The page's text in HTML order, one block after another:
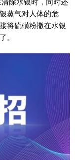
除水银时，同时还
蒸气对人体的危
将硫磺粉撒在水银
。